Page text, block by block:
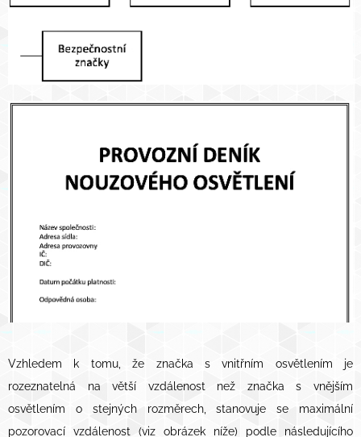
Vzhledem k tomu, že značka s vnitřním osvětlením je
rozeznatelná na větší vzdálenost než značka s vnějším
osvětlením o stejných rozměrech, stanovuje se maximální
pozorovací vzdálenost (viz obrázek níže) podle následujícího